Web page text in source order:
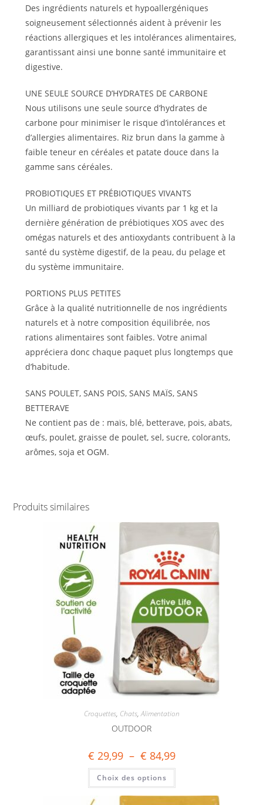
Des ingrédients naturels et hypoallergéniques
soigneusement sélectionnés aident à prévenir les
réactions allergiques et les intolérances alimentaires,
garantissant ainsi une bonne santé immunitaire et
digestive.
UNE SEULE SOURCE D’HYDRATES DE CARBONE
Nous utilisons une seule source d’hydrates de
carbone pour minimiser le risque d’intolérances et
d’allergies alimentaires. Riz brun dans la gamme à
faible teneur en céréales et patate douce dans la
gamme sans céréales.
PROBIOTIQUES ET PRÉBIOTIQUES VIVANTS
Un milliard de probiotiques vivants par 1 kg et la
dernière génération de prébiotiques XOS avec des
omégas naturels et des antioxydants contribuent à la
santé du système digestif, de la peau, du pelage et
du système immunitaire.
PORTIONS PLUS PETITES
Grâce à la qualité nutritionnelle de nos ingrédients
naturels et à notre composition équilibrée, nos
rations alimentaires sont faibles. Votre animal
appréciera donc chaque paquet plus longtemps que
d’habitude.
SANS POULET, SANS POIS, SANS MAÏS, SANS
BETTERAVE
Ne contient pas de : maïs, blé, betterave, pois, abats,
œufs, poulet, graisse de poulet, sel, sucre, colorants,
arômes, soja et OGM.
Produits similaires
Croquettes, Chats,Alimentation
OUTDOOR
€ 29,99 – € 84,99
Choix des options